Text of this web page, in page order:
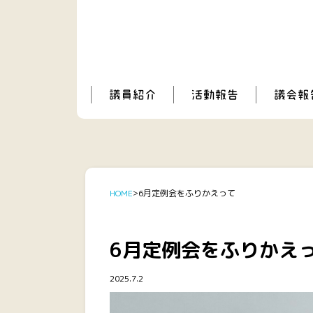
HOME 6月定例会をふりかえって
6月定例会をふりかえ
2025.7.2